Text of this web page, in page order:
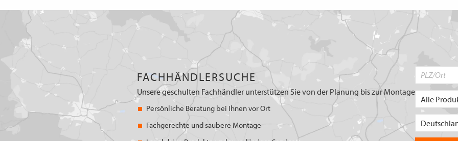
FACHHÄNDLERSUCHE
Unsere geschulten Fachhändler unterstützen Sie von der Planung bis zur Montage
Persönliche Beratung bei Ihnen vor Ort
Fachgerechte und saubere Montage